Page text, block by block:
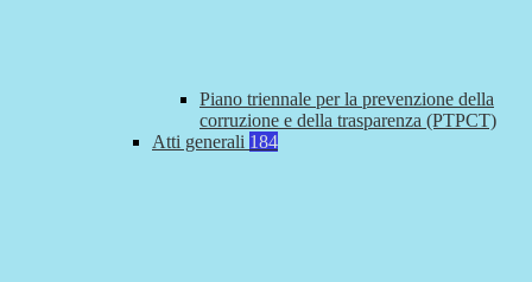
Piano triennale per la prevenzione della
corruzione e della trasparenza (PTPCT)
Atti generali 184